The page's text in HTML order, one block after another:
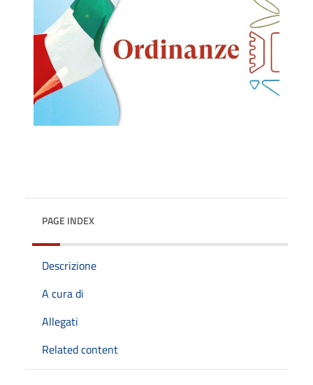
PAGE INDEX
Descrizione
A cura di
Allegati
Related content